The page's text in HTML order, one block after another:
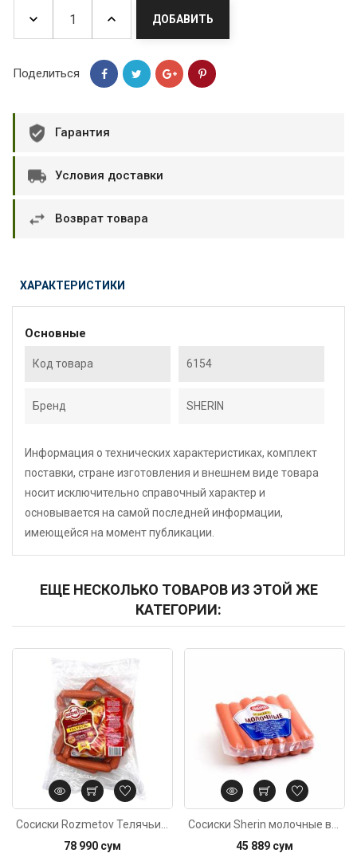
ДОБАВИТЬ
Поделиться
Гарантия
Условия доставки
Возврат товара
ХАРАКТЕРИСТИКИ
Основные
Код товара 6154
Бренд SHERIN
Информация о технических характеристиках, комплект
поставки, стране изготовления и внешнем виде товара
носит исключительно справочный характер и
основывается на самой последней информации,
имеющейся на момент публикации.
ЕЩЕ НЕСКОЛЬКО ТОВАРОВ ИЗ ЭТОЙ ЖЕ
КАТЕГОРИИ:
78 990 сум
Код: 1804
45 889 сум